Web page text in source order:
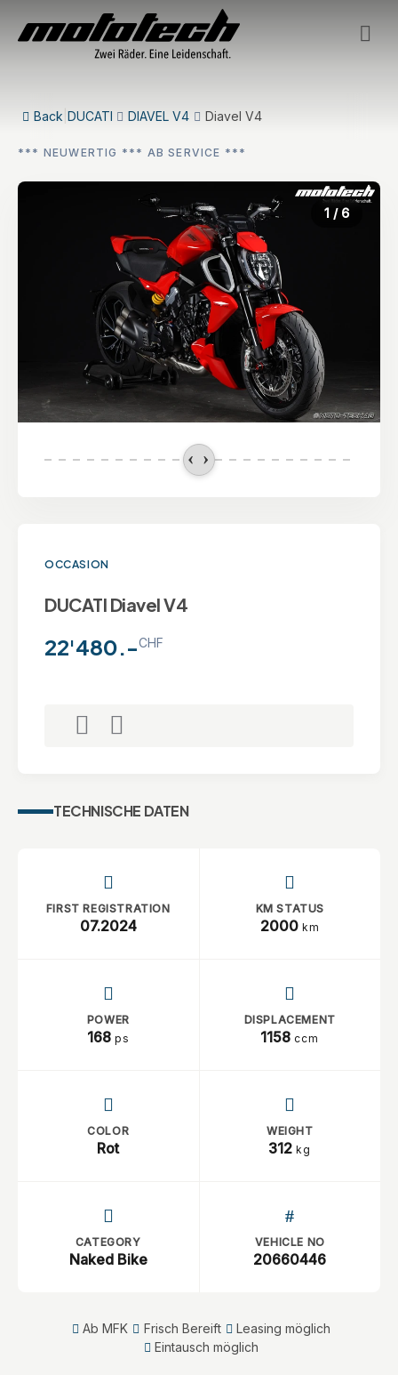
Back DUCATI DIAVEL V4 Diavel V4
*** NEUWERTIG *** AB SERVICE ***
1 / 6
OCCASION
DUCATI Diavel V4
22'480.-CHF
TECHNISCHE DATEN
FIRST REGISTRATION
07.2024
KM STATUS
2000 km
POWER
168 ps
DISPLACEMENT
1158 ccm
COLOR
Rot
WEIGHT
312kg
CATEGORY
Naked Bike
VEHICLE NO
20660446
Ab MFK Frisch Bereift
Leasing möglich
Eintausch möglich